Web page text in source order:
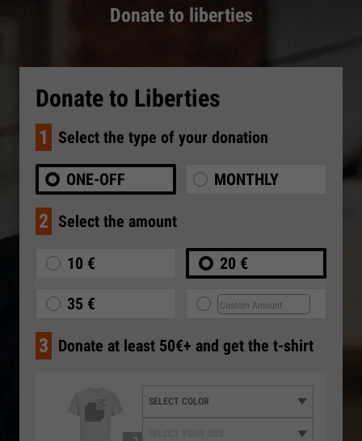
Donate to liberties
Donate to Liberties
1 Select the type of your donation
ONE-OFF MONTHLY
2 Select the amount
10 € 20 €
35 €
3 Donate at least 50€+ and get the t-shirt